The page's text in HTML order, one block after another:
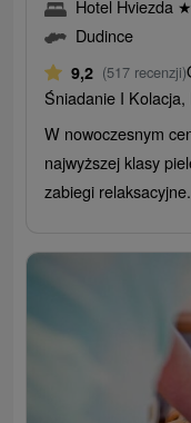
Hotel Hviezda ★
Dudince
9,2 (517 recenzji)
Śniadanie I Kolacja,
W nowoczesnym
najwyższej klasy
zabiegi relaksacyjne.